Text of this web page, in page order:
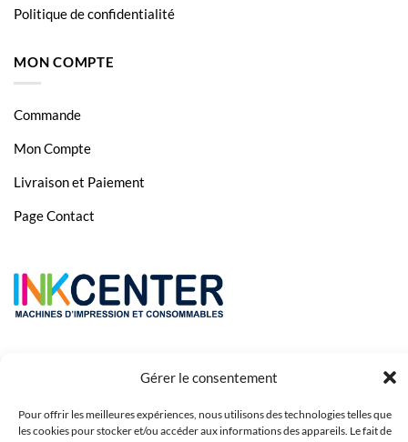
Gérer le consentement
Pour offrir les meilleures expériences, nous utilisons des technologies telles que
les cookies pour stocker et/ou accéder aux informations des appareils. Le fait de
Politique de confidentialité
MON COMPTE
Commande
Mon Compte
Livraison et Paiement
Page Contact